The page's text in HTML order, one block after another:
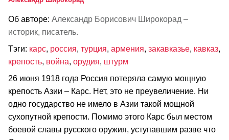
Об авторе: Александр Борисович Широкорад –
историк, писатель.
Тэги: карс, россия, турция, армения, закавказье, кавказ,
крепость, война, орудия, штурм
26 июня 1918 года Россия потеряла самую мощную
крепость Азии – Карс. Нет, это не преувеличение. Ни
одно государство не имело в Азии такой мощной
сухопутной крепости. Помимо этого Карс был местом
боевой славы русского оружия, уступавшим разве что